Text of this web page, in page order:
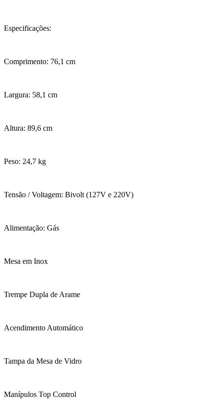
Especificações:
Comprimento: 76,1 cm
Largura: 58,1 cm
Altura: 89,6 cm
Peso: 24,7 kg
Tensão / Voltagem: Bivolt (127V e 220V)
Alimentação: Gás
Mesa em Inox
Trempe Dupla de Arame
Acendimento Automático
Tampa da Mesa de Vidro
Manípulos Top Control